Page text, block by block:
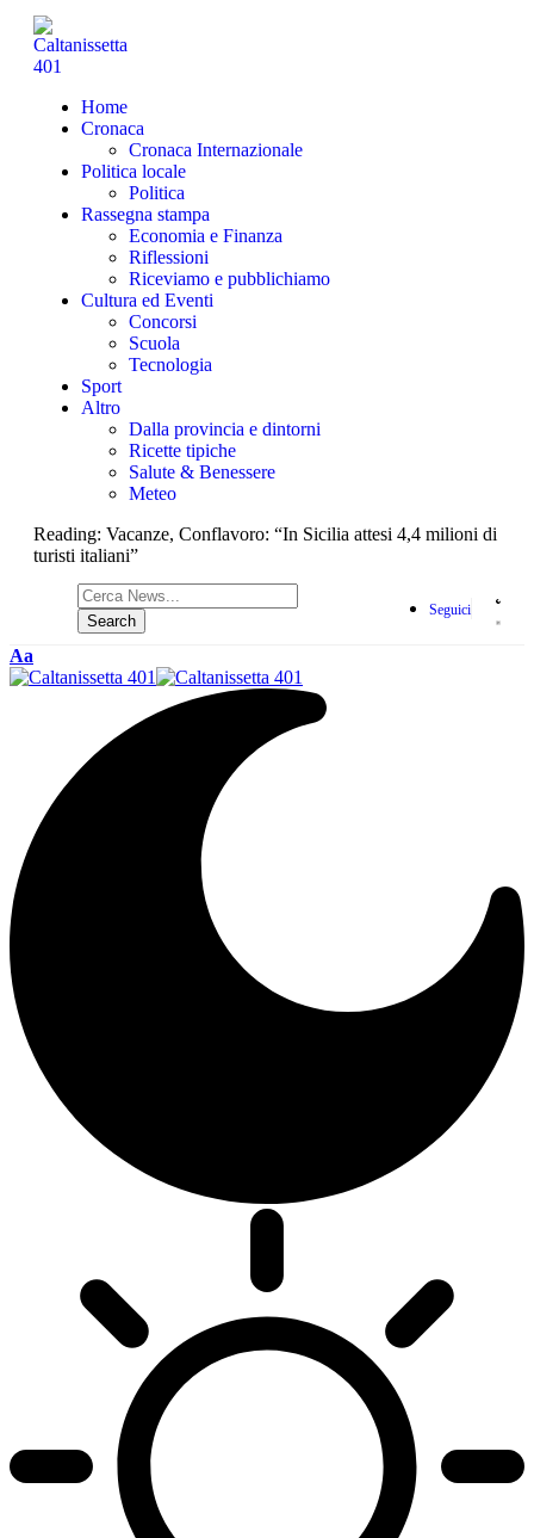
Home
Cronaca
Cronaca Internazionale
Politica locale
Politica
Rassegna stampa
Economia e Finanza
Riflessioni
Riceviamo e pubblichiamo
Cultura ed Eventi
Concorsi
Scuola
Tecnologia
Sport
Altro
Dalla provincia e dintorni
Ricette tipiche
Salute & Benessere
Meteo
Reading: Vacanze, Conflavoro: “In Sicilia attesi 4,4 milioni di
turisti italiani”
Seguici
Aa